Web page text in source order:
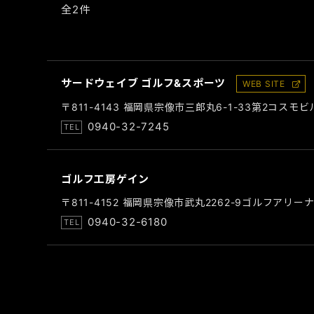
全2件
サードウェイブ ゴルフ&スポーツ WEB SITE
〒811-4143 福岡県宗像市三郎丸6-1-33第2コスモビ
0940-32-7245
ゴルフ工房ゲイン
〒811-4152 福岡県宗像市武丸2262-9ゴルフアリー
0940-32-6180